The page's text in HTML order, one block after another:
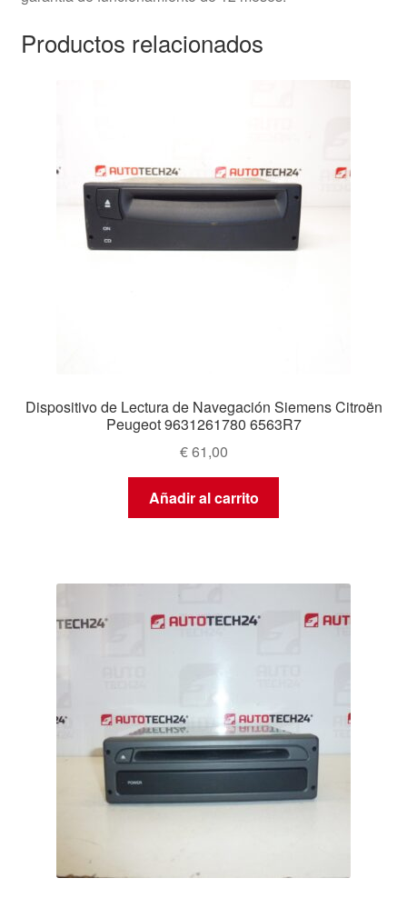
Productos relacionados
Dispositivo de Lectura de Navegación Siemens Citroën
Peugeot 9631261780 6563R7
€61,00
Añadir al carrito